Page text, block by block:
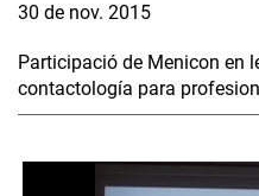
30 de nov. 2015
Participació de Menicon en
contactología para